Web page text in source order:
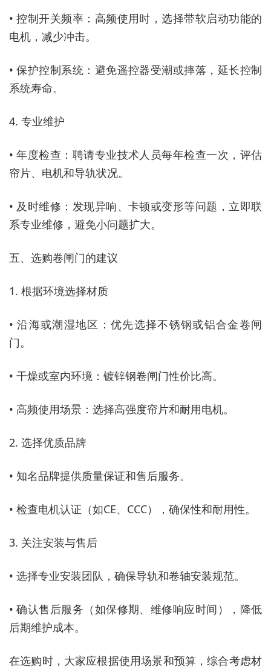
• 控制开关频率：高频使用时，选择带软启动功能的
电机，减少冲击。
• 保护控制系统：避免遥控器受潮或摔落，延长控制
系统寿命。
4. 专业维护
• 年度检查：聘请专业技术人员每年检查一次，评估
帘片、电机和导轨状况。
• 及时维修：发现异响、卡顿或变形等问题，立即联
系专业维修，避免小问题扩大。
五、选购卷闸门的建议
1. 根据环境选择材质
• 沿海或潮湿地区：优先选择不锈钢或铝合金卷闸
门。
• 干燥或室内环境：镀锌钢卷闸门性价比高。
• 高频使用场景：选择高强度帘片和耐用电机。
2. 选择优质品牌
• 知名品牌提供质量保证和售后服务。
• 检查电机认证（如CE、CCC），确保性和耐用性。
3. 关注安装与售后
• 选择专业安装团队，确保导轨和卷轴安装规范。
• 确认售后服务（如保修期、维修响应时间），降低
后期维护成本。
在选购时，大家应根据使用场景和预算，综合考虑材